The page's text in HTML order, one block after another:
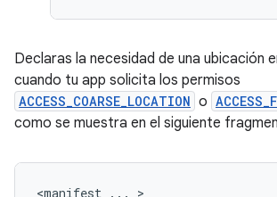
Declaras la necesidad de una ubicación
cuando tu app solicita los permisos
ACCESS_COARSE_LOCATION o
como se muestra en el siguiente
<manifest ...